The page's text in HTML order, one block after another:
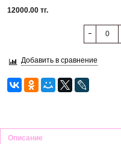
12000.00 тг.
Добавить в сравнение
Описание